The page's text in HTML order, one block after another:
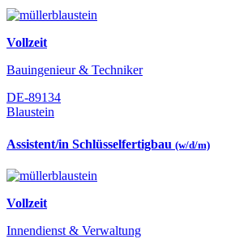
Vollzeit
Bauingenieur & Techniker
DE-89134
Blaustein
Assistent/in Schlüsselfertigbau (w/d/m)
Vollzeit
Innendienst & Verwaltung